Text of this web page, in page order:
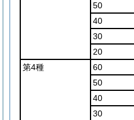
50
40
30
20
第4種
60
50
40
30